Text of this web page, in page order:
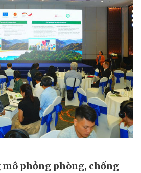
mô phỏng phòng, chống